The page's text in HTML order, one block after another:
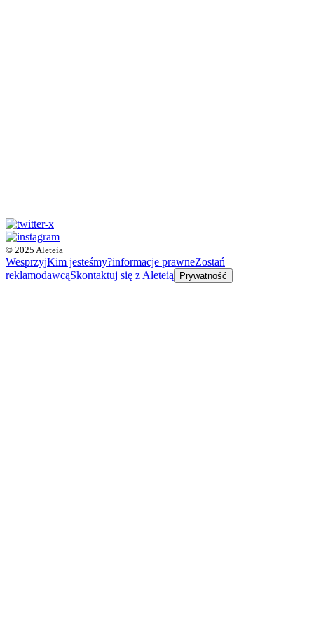
© 2025 Aleteia
WesprzyjKim jesteśmy?informacje prawneZostań
reklamodawcąSkontaktuj się z Aleteią Prywatność